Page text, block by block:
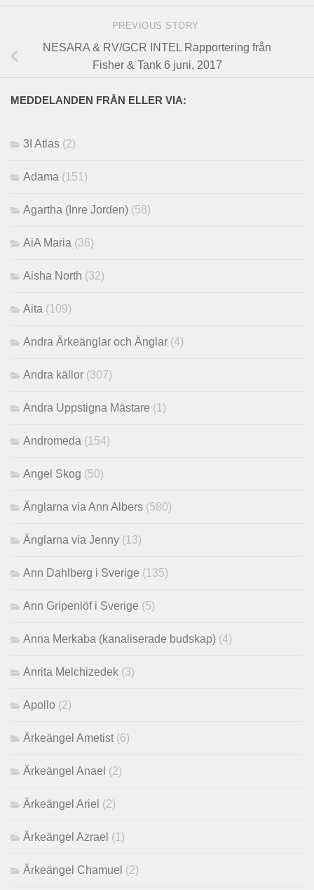
PREVIOUS STORY
NESARA & RV/GCR INTEL Rapportering från
Fisher & Tank 6 juni, 2017
MEDDELANDEN FRÅN ELLER VIA:
3I Atlas (2)
Adama (151)
Agartha (Inre Jorden) (58)
AiA Maria (36)
Aisha North (32)
Aita (109)
Andra Ärkeänglar och Änglar (4)
Andra källor (307)
Andra Uppstigna Mästare (1)
Andromeda (154)
Angel Skog (50)
Änglarna via Ann Albers (580)
Änglarna via Jenny (13)
Ann Dahlberg i Sverige (135)
Ann Gripenlöf i Sverige (5)
Anna Merkaba (kanaliserade budskap) (4)
Anrita Melchizedek (3)
Apollo (2)
Ärkeängel Ametist (6)
Ärkeängel Anael (2)
Ärkeängel Ariel (2)
Ärkeängel Azrael (1)
Ärkeängel Chamuel (2)